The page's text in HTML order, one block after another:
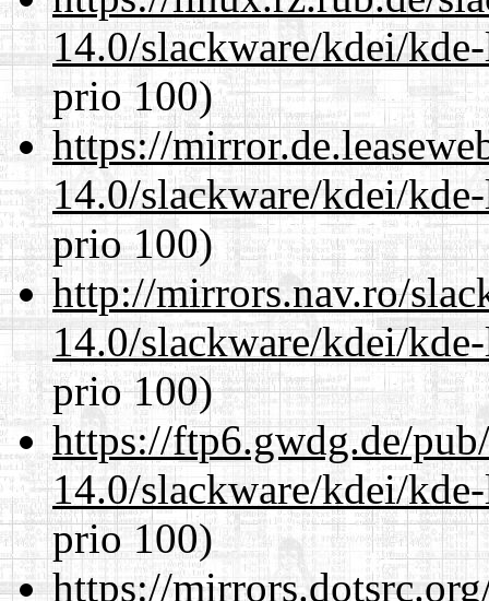
14.0/slackware/kdei/
prio 100)
https://
14.0/slackware/kdei/
prio 100)
http://mirrors.nav.ro/
14.0/slackware/kdei/
prio 100)
https://ftp6.gwdg.de/
14.0/slackware/kdei/
prio 100)
https://